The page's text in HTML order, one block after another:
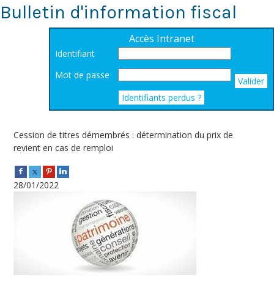
Bulletin d'information fiscal
Accès Intranet
Identifiant
Mot de passe
Valider
Identifiants perdus ?
Cession de titres démembrés : détermination du prix de
revient en cas de remploi
28/01/2022